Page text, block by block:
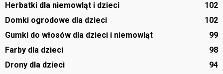
Herbatki dla niemowląt i dzieci
102
Domki ogrodowe dla dzieci
102
Gumki do włosów dla dzieci i niemowląt
99
Farby dla dzieci
98
Drony dla dzieci
94